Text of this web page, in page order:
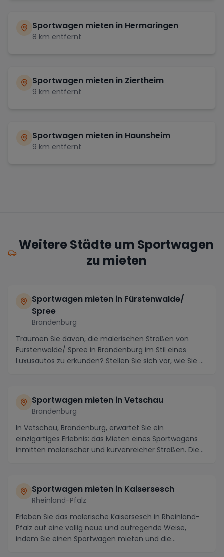
Sportwagen mieten in Hermaringen
8 km entfernt
Sportwagen mieten in Ziertheim
9 km entfernt
Sportwagen mieten in Haunsheim
9 km entfernt
Weitere Städte um Sportwagen
zu mieten
Sportwagen mieten in Fürstenwalde/
Spree
Brandenburg
Träumen Sie davon, die malerischen Straßen von
Fürstenwalde/ Spree in Brandenburg im Stil eines
Luxusautos zu erkunden? Stellen Sie sich vor, wie Sie ...
Sportwagen mieten in Vetschau
Brandenburg
In Vetschau, Brandenburg, erwartet Sie ein
einzigartiges Erlebnis: das Mieten eines Sportwagens
inmitten malerischer und kurvenreicher Straßen. Die
Sportwagen mieten in Kaisersesch
Rheinland-Pfalz
Erleben Sie das malerische Kaisersesch in Rheinland-
Pfalz auf eine völlig neue und aufregende Weise,
indem Sie einen Sportwagen mieten und die